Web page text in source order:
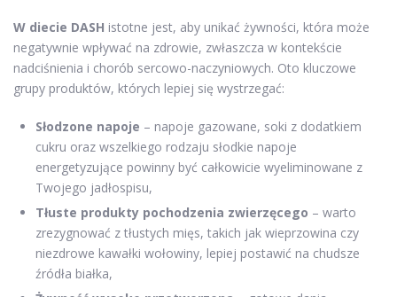
W diecie DASH istotne jest, aby unikać żywności, która może
negatywnie wpływać na zdrowie, zwłaszcza w kontekście
nadciśnienia i chorób sercowo-naczyniowych. Oto kluczowe
grupy produktów, których lepiej się wystrzegać:
Słodzone napoje – napoje gazowane, soki z dodatkiem
cukru oraz wszelkiego rodzaju słodkie napoje
energetyzujące powinny być całkowicie wyeliminowane z
Twojego jadłospisu,
Tłuste produkty pochodzenia zwierzęcego – warto
zrezygnować z tłustych mięs, takich jak wieprzowina czy
niezdrowe kawałki wołowiny, lepiej postawić na chudsze
źródła białka,